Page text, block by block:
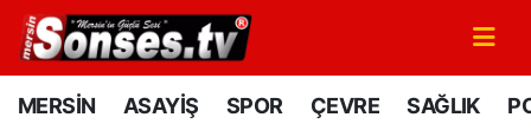
MERSİN ASAYİŞ SPOR ÇEVRE SAĞLIK
MERSİN
Mersin Nöbetçi Eczaneler